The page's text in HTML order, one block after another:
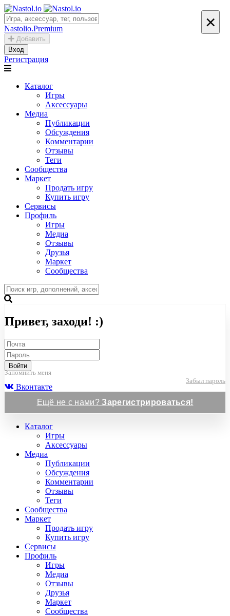
Nastolio.Premium
Добавить
Вход
Регистрация
Каталог
Игры
Аксессуары
Медиа
Публикации
Обсуждения
Комментарии
Отзывы
Теги
Сообщества
Маркет
Продать игру
Купить игру
Сервисы
Профиль
Игры
Медиа
Отзывы
Друзья
Маркет
Сообщества
×
Привет, заходи! :)
Войти
Запомнить меня
Забыл пароль
Вконтакте
Ещё не с нами?Зарегистрироваться!
Каталог
Игры
Аксессуары
Медиа
Публикации
Обсуждения
Комментарии
Отзывы
Теги
Сообщества
Маркет
Продать игру
Купить игру
Сервисы
Профиль
Игры
Медиа
Отзывы
Друзья
Маркет
Сообщества